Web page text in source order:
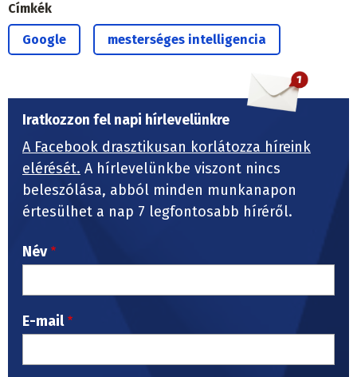
Címkék
Google mesterséges intelligencia
Iratkozzon fel napi hírlevelünkre
A Facebook drasztikusan korlátozza híreink
elérését. A hírlevelünkbe viszont nincs
beleszólása, abból minden munkanapon
értesülhet a nap 7 legfontosabb híréről.
Név
E-mail